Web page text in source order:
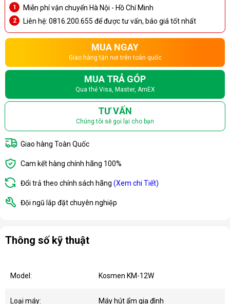
Miễn phí vận chuyển Hà Nội - Hồ Chí Minh
Liên hệ: 0816.200.655 để được tư vấn, báo giá tốt nhất
MUA NGAY
Giao hàng tận nơi trên toàn quốc
MUA TRẢ GÓP
Qua thẻ Visa, Master, AmEX
TƯ VẤN
Chúng tôi sẽ gọi lại cho bạn
Giao hàng Toàn Quốc
Cam kết hàng chính hãng 100%
Đổi trả theo chính sách hãng (Xem chi Tiết)
Đội ngũ lắp đặt chuyên nghiệp
Thông số kỹ thuật
Model: Kosmen KM-12W
Loại máy: Máy hút ẩm gia đình